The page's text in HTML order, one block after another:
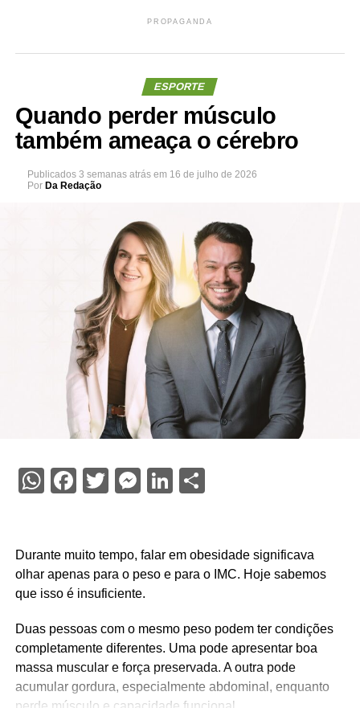
PROPAGANDA
ESPORTE
Quando perder músculo
também ameaça o cérebro
Publicados 3 semanas atrás em 16 de julho de 2026
Por Da Redação
WhatsApp
Facebook
Twitter
Messenger
LinkedIn
Share
Durante muito tempo, falar em obesidade significava
olhar apenas para o peso e para o IMC. Hoje sabemos
que isso é insuficiente.
Duas pessoas com o mesmo peso podem ter condições
completamente diferentes. Uma pode apresentar boa
massa muscular e força preservada. A outra pode
acumular gordura, especialmente abdominal, enquanto